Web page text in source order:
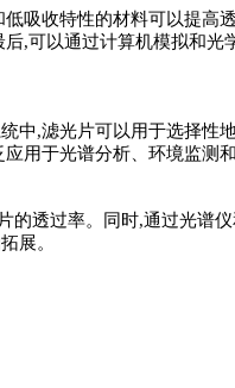
吸收特性的材料可以提高
,可以通过计算机模拟和
中,滤光片可以用于选择性
用于光谱分析、环境监测和
透过率。同时,通过光谱
展。